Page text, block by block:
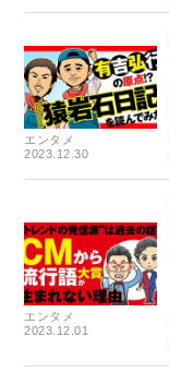
エンタメ
2023.12.30
エンタメ
2023.12.01